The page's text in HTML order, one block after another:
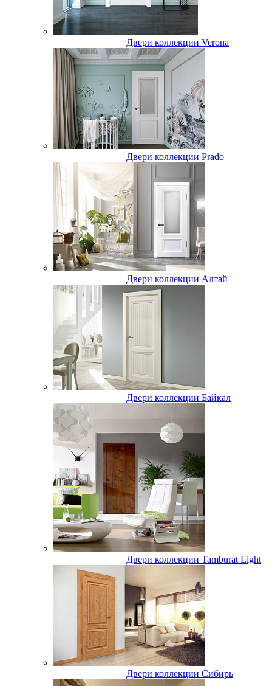
Двери коллекции Verona
Двери коллекции Prado
Двери коллекции Алтай
Двери коллекции Байкал
Двери коллекции Tamburat Light
Двери коллекции Сибирь